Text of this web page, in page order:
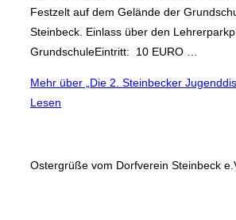
Festzelt auf dem Gelände der
Steinbeck. Einlass über den
GrundschuleEintritt: 10 EURO …
Mehr über „Die 2. Steinbecker
Lesen
Ostergrüße vom Dorfverein Steinbeck